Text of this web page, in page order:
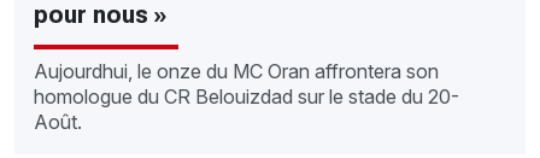
pour nous »
Aujourdhui, le onze du MC Oran affrontera son
homologue du CR Belouizdad sur le stade du 20-
Août.